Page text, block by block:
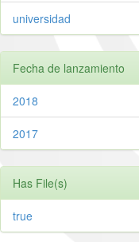
universidad
Fecha de lanzamiento
2018
2017
Has File(s)
true